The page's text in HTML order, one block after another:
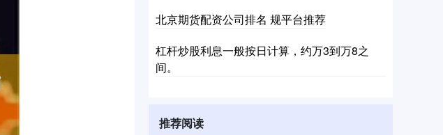
北京期货配资公司排名 规平台推荐
杠杆炒股利息一般按日计算，约万3到万8之
间。
推荐阅读